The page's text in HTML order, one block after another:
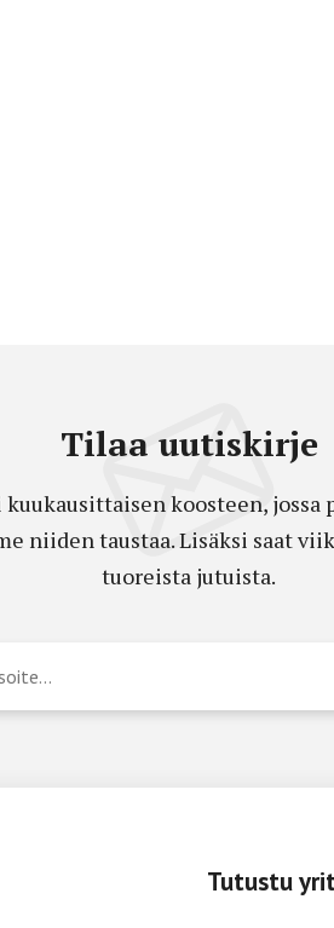
Tilaa uutiskirje
kuukausittaisen koosteen,
niiden taustaa. Lisäksi saat
tuoreista jutuista.
Tutustu